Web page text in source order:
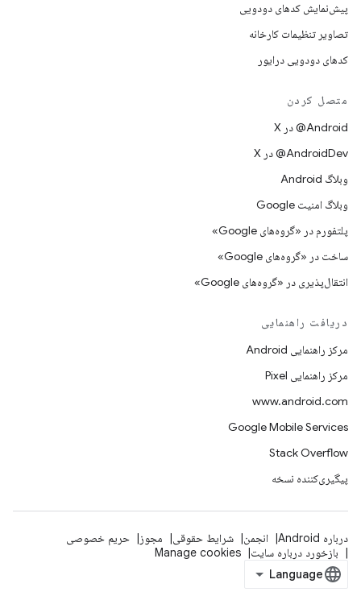
پیش‌نمایش کدهای دودویی
تصاویر تنظیمات کارخانه
کدهای دودویی درایور
متصل کردن
‫‎@Android در X
‫‎@AndroidDev در X
وبلاگ Android
وبلاگ امنیت Google
پلتفورم در «گروه‌های Google»
ساخت در «گروه‌های Google»
انتقال‌پذیری در «گروه‌های Google»
دریافت راهنمایی
مرکز راهنمایی Android
مرکز راهنمایی Pixel
www.android.com
Google Mobile Services
Stack Overflow
پیگیری‌کننده نسخه
درباره Android انجمن شرایط حقوقی مجوز
حریم خصوصی
بازخورد درباره سایت
Manage cookies